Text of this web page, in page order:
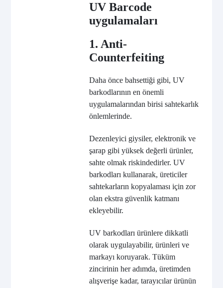
UV Barcode
uygulamaları
1. Anti-
Counterfeiting
Daha önce bahsettiği gibi, UV
barkodlarının en önemli
uygulamalarından birisi sahtekarlık
önlemlerinde.
Dezenleyici giysiler, elektronik ve
şarap gibi yüksek değerli ürünler,
sahte olmak riskindedirler. UV
barkodları kullanarak, üreticiler
sahtekarların kopyalaması için zor
olan ekstra güvenlik katmanı
ekleyebilir.
UV barkodları ürünlere dikkatli
olarak uygulayabilir, ürünleri ve
markayı koruyarak. Tüküm
zincirinin her adımda, üretimden
alışverişe kadar, tarayıcılar ürünün